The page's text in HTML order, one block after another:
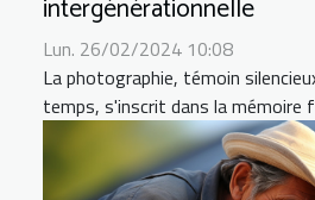
intergénérationnelle
Lun. 26/02/2024 10:08
La photographie, témoin
temps, s'inscrit dans la mémoire